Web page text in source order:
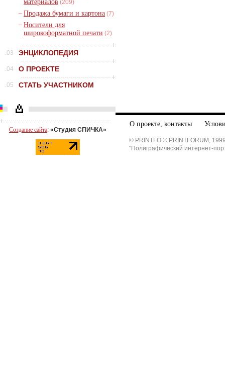
материалов (209)
– Продажа бумаги и картона (7)
– Носители для
широкоформатной печати (2)
.03 ЭНЦИКЛОПЕДИЯ
.04 О ПРОЕКТЕ
.05 СТАТЬ УЧАСТНИКОМ
Создание сайта: «Студия СПИЧКА»
О проекте, контакты
© PRINTFO © PRINTFORUM,
"Полиграфический интернет-